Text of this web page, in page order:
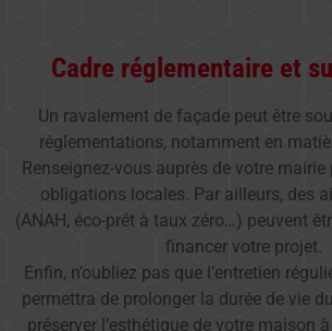
Cadre réglementaire et
Un ravalement de façade peut être
réglementations, notamment en
Renseignez-vous auprès de votre
obligations locales. Par ailleurs, des
(ANAH, éco-prêt à taux zéro…) peuvent
financer votre projet.
Enfin, n’oubliez pas que l’entretien
permettra de prolonger la durée de vie
préserver l’esthétique de votre maison